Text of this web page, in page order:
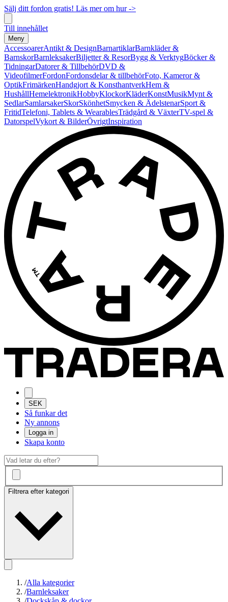
Sälj ditt fordon gratis! Läs mer om hur ->
Till innehållet
Meny
AccessoarerAntikt & DesignBarnartiklarBarnkläder &
BarnskorBarnleksakerBiljetter & ResorBygg & VerktygBöcker &
TidningarDatorer & TillbehörDVD &
VideofilmerFordonFordonsdelar & tillbehörFoto, Kameror &
OptikFrimärkenHandgjort & KonsthantverkHem &
HushållHemelektronikHobbyKlockorKläderKonstMusikMynt &
SedlarSamlarsakerSkorSkönhetSmycken & ÄdelstenarSport &
FritidTelefoni, Tablets & WearablesTrädgård & VäxterTV-spel &
DatorspelVykort & BilderÖvrigtInspiration
SEK
Så funkar det
Ny annons
Logga in
Skapa konto
Filtrera efter kategori
/Alla kategorier
/Barnleksaker